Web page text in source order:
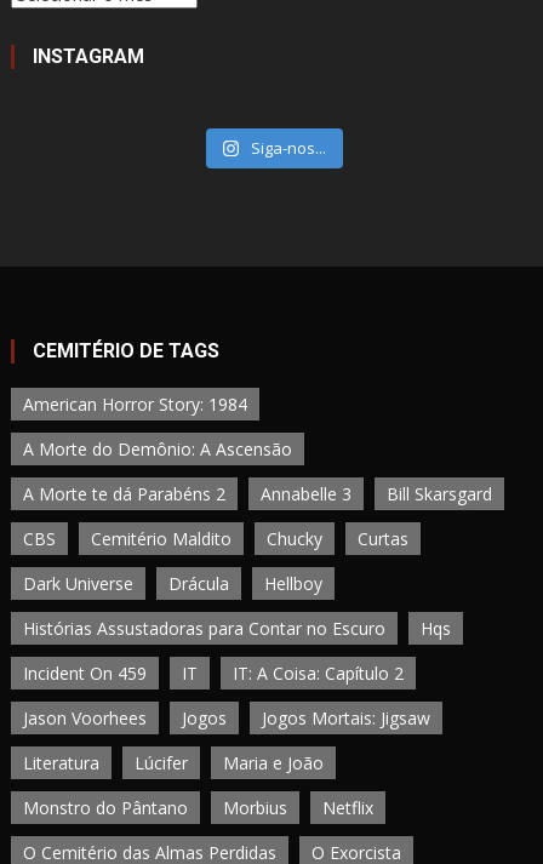
INSTAGRAM
Siga-nos...
CEMITÉRIO DE TAGS
American Horror Story: 1984
A Morte do Demônio: A Ascensão
A Morte te dá Parabéns 2
Annabelle 3
Bill Skarsgard
CBS
Cemitério Maldito Chucky
Curtas
Dark Universe
Drácula
Hellboy
Histórias Assustadoras para Contar no Escuro
Hqs
Incident On 459
IT
IT: A Coisa: Capítulo 2
Jason Voorhees
Jogos
Jogos Mortais: Jigsaw
Literatura
Lúcifer
Maria e João
Monstro do Pântano
Morbius
Netflix
O Cemitério das Almas Perdidas
O Exorcista